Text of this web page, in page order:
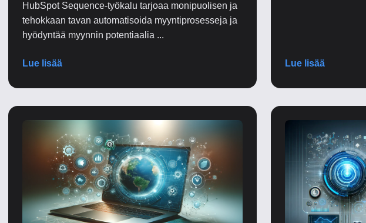
HubSpot Sequence-työkalu tarjoaa monipuolisen ja
tehokkaan tavan automatisoida myyntiprosesseja ja
hyödyntää myynnin potentiaalia ...
Lue lisää Lue lisää